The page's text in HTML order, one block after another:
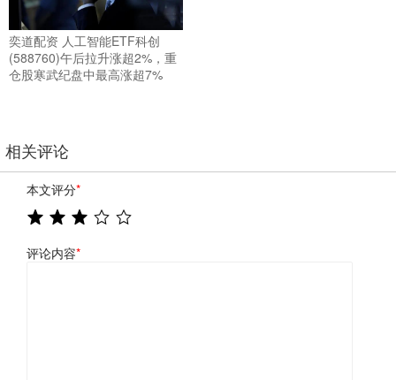
奕道配资 人工智能ETF科创
(588760)午后拉升涨超2%，重
仓股寒武纪盘中最高涨超7%
相关评论
本文评分*
评论内容*